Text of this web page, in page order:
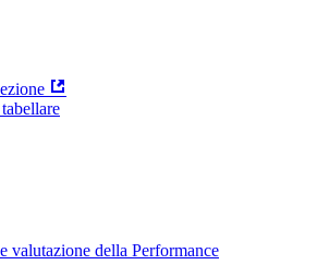
valutazione della Performance